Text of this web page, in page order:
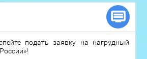
подать заявку на нагрудный